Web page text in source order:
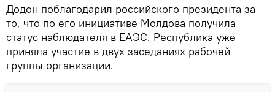
Додон поблагодарил российского президента за
то, что по его инициативе Молдова получила
статус наблюдателя в ЕАЭС. Республика уже
приняла участие в двух заседаниях рабочей
группы организации.